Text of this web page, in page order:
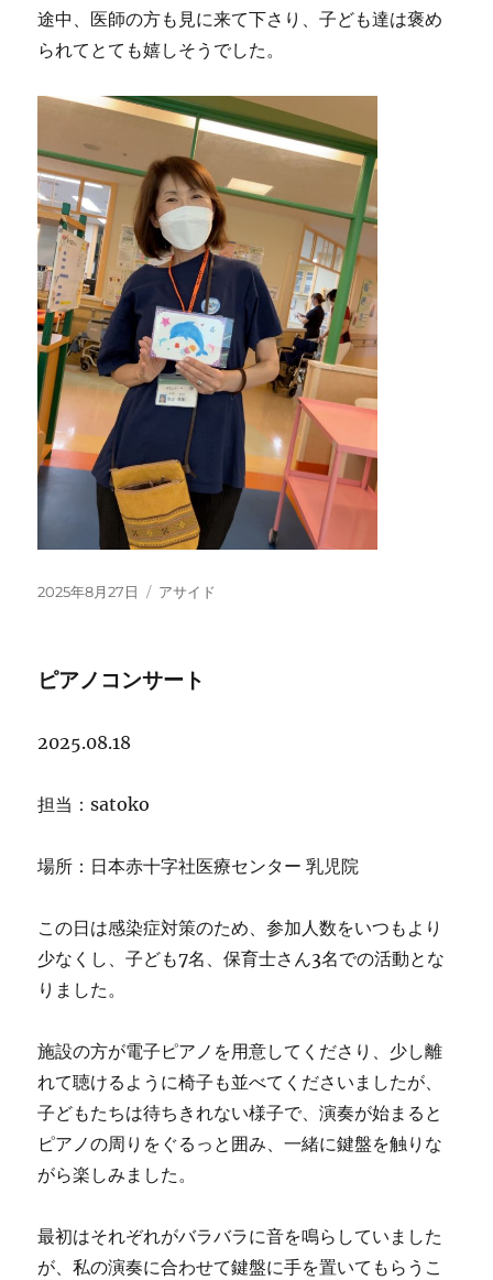
途中、医師の方も見に来て下さり、子ども達は褒め
られてとても嬉しそうでした。
投
2025年8月27日
フ
ッ
アサイド
ピアノコンサート
2025.08.18
担当：satoko
場所：日本赤十字社医療センター 乳児院
この日は感染症対策のため、参加人数をいつもより
少なくし、子ども7名、保育士さん3名での活動とな
りました。
施設の方が電子ピアノを用意してくださり、少し離
れて聴けるように椅子も並べてくださいましたが、
子どもたちは待ちきれない様子で、演奏が始まると
ピアノの周りをぐるっと囲み、一緒に鍵盤を触りな
がら楽しみました。
最初はそれぞれがバラバラに音を鳴らしていました
が、私の演奏に合わせて鍵盤に手を置いてもらうこ